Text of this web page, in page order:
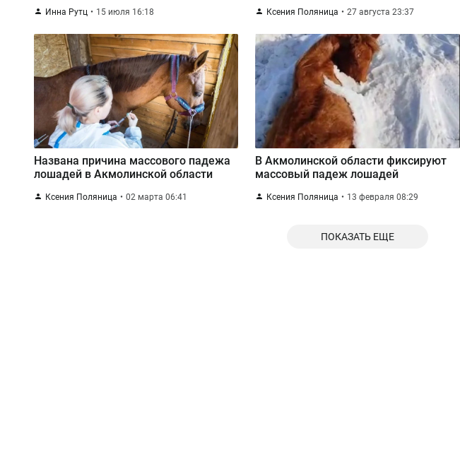
Инна Рутц 15 июля 16:18 Ксения Поляница 27 августа 23:37
Названа причина массового падежа
лошадей в Акмолинской области
Ксения Поляница 02 марта 06:41
В Акмолинской области фиксируют
массовый падеж лошадей
Ксения Поляница 13 февраля 08:29
ПОКАЗАТЬ ЕЩЕ